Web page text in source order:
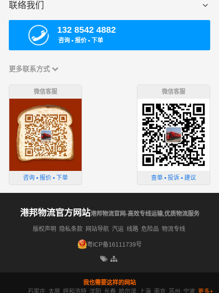
联络我们
132 8542 4882
咨询 ▪ 报价 ▪ 下单
更多联系方式
微信客服
咨询 ▪ 报价 ▪ 下单
微信客服
查单 ▪ 投诉 ▪ 建议
港邦物流官方网站港邦物流官网-高效专线运输,优质物流服务
版权声明 隐私条款 网站导航 汽运 线路 危险品 物流专线
粤ICP备16111739号
我也需要这样的网站